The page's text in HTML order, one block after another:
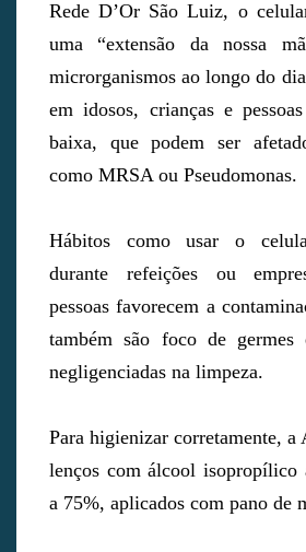
Rede D’Or São Luiz, o
uma “extensão da nossa
microrganismos ao longo do
em idosos, crianças e
baixa, que podem ser
como MRSA ou Pseudomonas.
Hábitos como usar o
durante refeições ou
pessoas favorecem a
também são foco de germes
negligenciadas na limpeza.
Para higienizar corretamente, a
lenços com álcool
a 75%, aplicados com pano de